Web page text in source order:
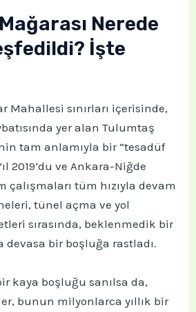
Nerede
İşte
Mahallesi sınırları içerisinde,
yer alan Tulumtaş
tam anlamıyla bir “tesadüf
2019’du ve Ankara-Niğde
çalışmaları tüm hızıyla devam
tünel açma ve yol
sırasında, beklenmedik bir
devasa bir boşluğa rastladı.
kaya boşluğu sanılsa da,
bunun milyonlarca yıllık bir